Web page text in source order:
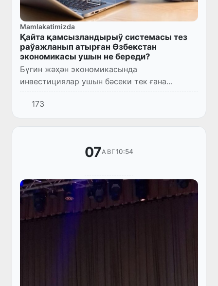
Mamlakatimizda
Қайта қамсызландырыў системасы тез
раўажланып атырған Өзбекстан
экономикасы ушын не береди?
Бүгин жәҳән экономикасында
инвестициялар ушын бәсеки тек ғана
экономикалық көрсеткишлер менен емес, ал
ҳуқықый ҳәм финанслық инфраструктураның
раўажланғанлық дәрежеси менен де белг...
173
07АВГ10:54